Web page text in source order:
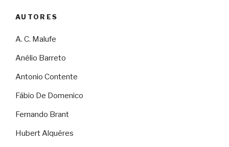
AUTORES
A. C. Malufe
Anélio Barreto
Antonio Contente
Fábio De Domenico
Fernando Brant
Hubert Alquéres